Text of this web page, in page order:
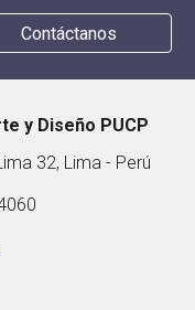
Contáctanos
y Diseño PUCP
32, Lima - Perú